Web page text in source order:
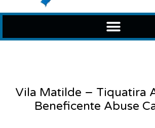
Vila Matilde – Tiquatira
Beneficente Abuse